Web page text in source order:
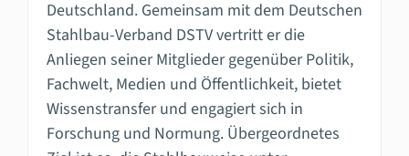
Deutschland. Gemeinsam mit dem Deutschen
Stahlbau-Verband DSTV vertritt er die
Anliegen seiner Mitglieder gegenüber Politik,
Fachwelt, Medien und Öffentlichkeit, bietet
Wissenstransfer und engagiert sich in
Forschung und Normung. Übergeordnetes